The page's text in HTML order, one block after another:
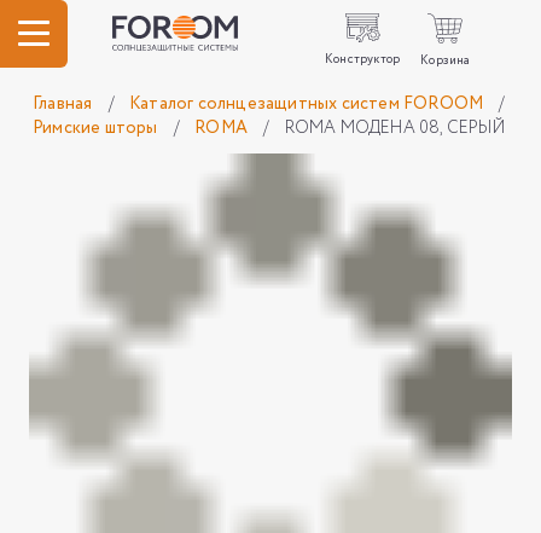
Конструктор Корзина
Главная / Каталог солнцезащитных систем FOROOM
/
Римские шторы
/ ROMA / ROMA МОДЕНА 08, СЕРЫЙ